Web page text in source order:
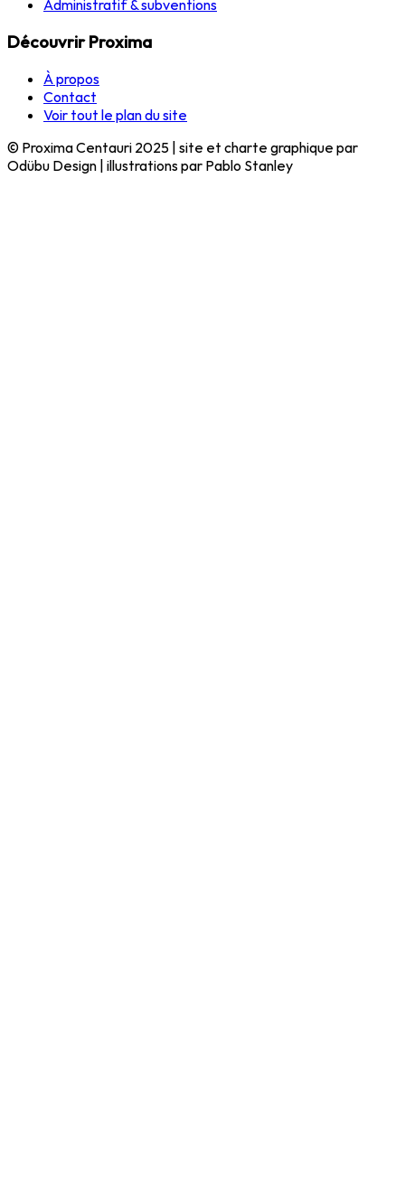
Administratif & subventions
Découvrir Proxima
À propos
Contact
Voir tout le plan du site
© Proxima Centauri 2025 | site et charte graphique par
Odübu Design | illustrations par Pablo Stanley